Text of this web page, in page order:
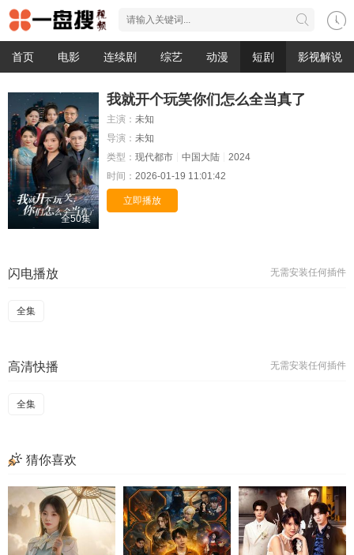
首页 电影 连续剧 综艺 动漫 短剧 影视解说
全50集
我就开个玩笑你们怎么全当真了
主演： 未知
导演： 未知
类型： 现代都市 中国大陆
2024
时间： 2026-01-19 11:01:42
立即播放
无需安装任何插件
闪电播放
全集
无需安装任何插件
高清快播
全集
猜你喜欢